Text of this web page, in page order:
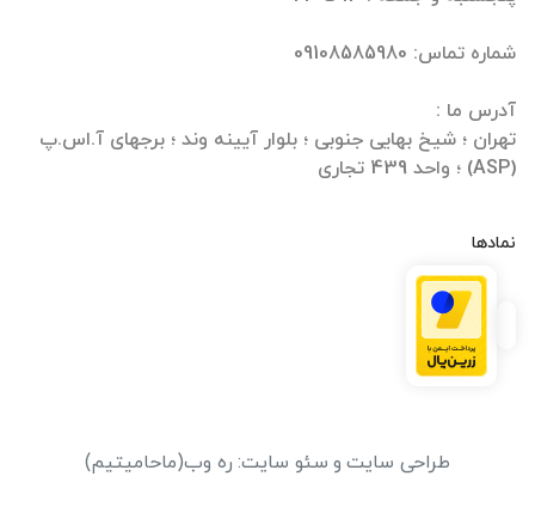
تهران ؛ شیخ بهایی جنوبی ؛ بلوار آیینه وند ؛ برجهای آ.اس.پ
(ASP) ؛ واحد 439 تجاری
نمادها
طراحی سایت و سئو سایت: ره وب(ماحامیتیم)